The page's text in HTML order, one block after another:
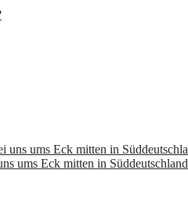
ums Eck mitten in Süddeutschland